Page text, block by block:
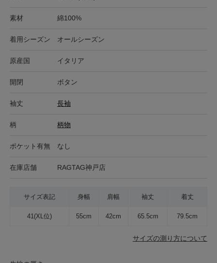
素材 綿100%
着用シーズン オールシーズン
原産国 イタリア
開閉 ボタン
袖丈 長袖
柄 柄物
ポケット有無 なし
在庫店舗 RAGTAG神戸店
サイズ表記 身幅 肩幅 袖丈 着丈
41(XL位) 55cm 42cm 65.5cm 79.5cm
サイズの測り方について